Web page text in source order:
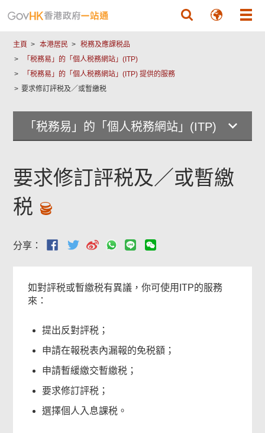
主頁 本港居民
税務及應課税品
「税務易」的「個人税務網站」(ITP)
「税務易」的「個人税務網站」(ITP) 提供的服務
要求修訂評税及／或暫繳税
「税務易」的「個人税務網站」(ITP)
要求修訂評税及／或暫繳
税
分享：
如對評税或暫繳税有異議，你可使用ITP的服務
來：
提出反對評税；
申請在報税表內漏報的免税額；
申請暫緩繳交暫繳税；
要求修訂評税；
選擇個人入息課税。